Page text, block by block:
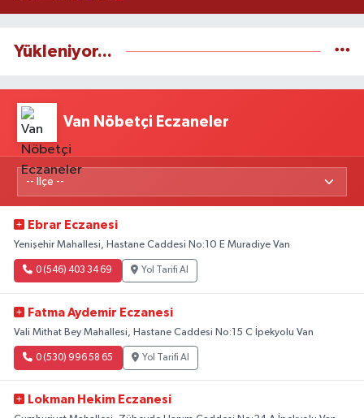
Yükleniyor...
Van Nöbetçi Eczaneler
Ebrar Eczanesi
Yenişehir Mahallesi, Hastane Caddesi No:10 E Muradiye Van
0 (546) 403 34 69 Yol Tarifi Al
Fatma Aydemir Eczanesi
Vali Mithat Bey Mahallesi, Hastane Caddesi No:15 C İpekyolu Van
0 (530) 996 58 65 Yol Tarifi Al
Lokman Hekim Eczanesi